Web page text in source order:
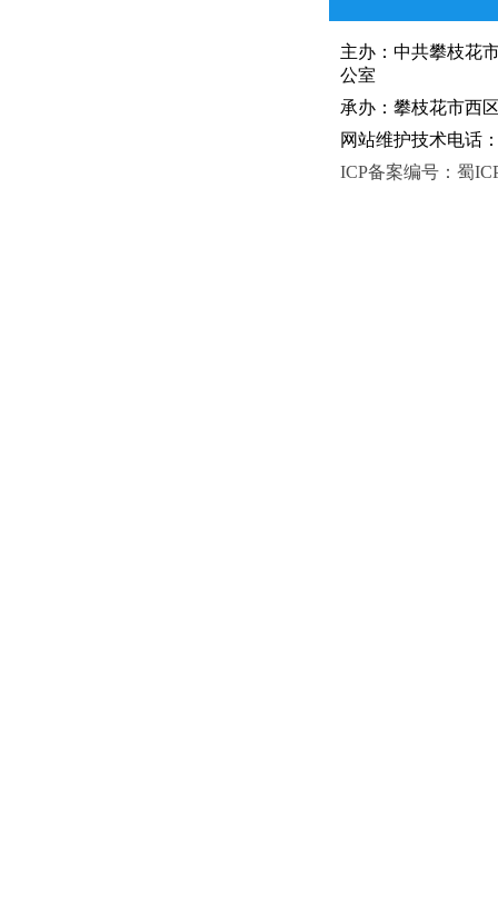
主办：中共攀枝
公室
承办：攀枝花市西
网站维护技术电话
ICP备案编号：蜀